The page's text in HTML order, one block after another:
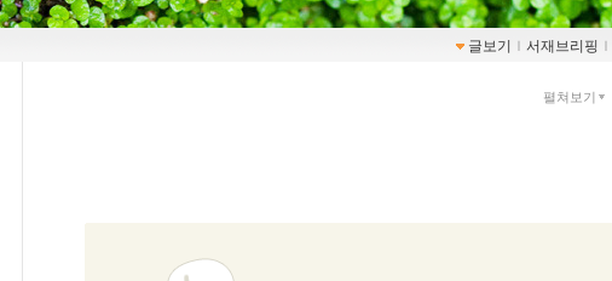
글보기 ｌ 서재브리핑 ｌ
펼쳐보기